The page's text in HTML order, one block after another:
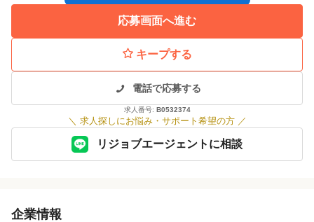
応募画面へ進む
キープする
電話で応募する
求人番号: B0532374
＼ 求人探しにお悩み・サポート希望の方 ／
リジョブエージェントに相談
企業情報